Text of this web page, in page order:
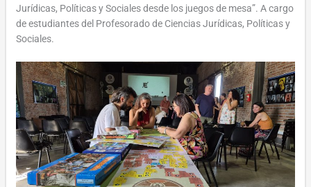
Jurídicas, Políticas y Sociales desde los juegos de mesa”. A cargo
de estudiantes del Profesorado de Ciencias Jurídicas, Políticas y
Sociales.